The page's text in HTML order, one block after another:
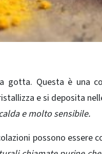
gotta. Questa è una
e si deposita
e molto sensibile.
possono essere